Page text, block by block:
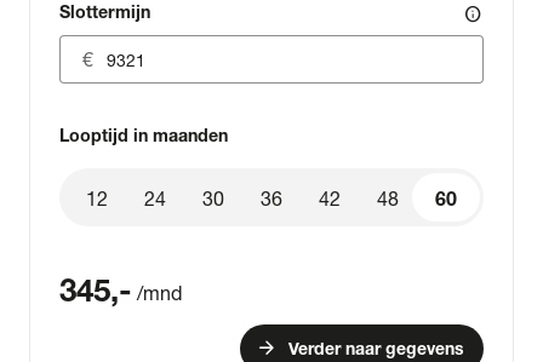
Slottermijn info
Looptijd in maanden
60
12 24 30 36 42 48 60
345,- /mnd
arrow_forward Verder naar gegevens